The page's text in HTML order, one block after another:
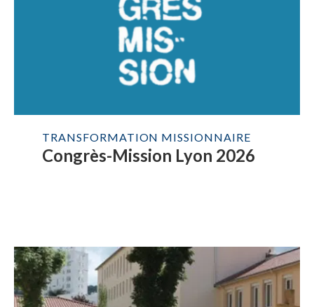
TRANSFORMATION MISSIONNAIRE
Congrès-Mission Lyon 2026